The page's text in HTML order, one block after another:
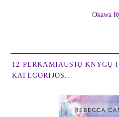
Atverkite naujo pasaulio duris
Prieš pradėdami kelionę,
gyvenimo prasmę ir apie
Okawa
12 PERKAMIAUSIŲ KNYGŲ
KATEGORIJOS...